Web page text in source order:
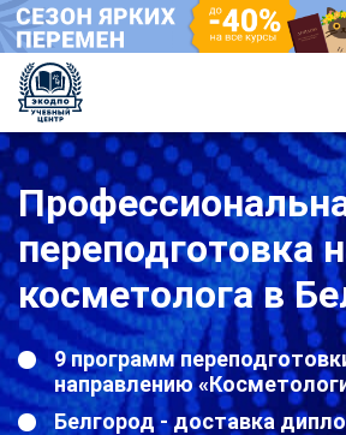
переподготовка
косметолога в
9 программ
направлению
Белгород - доставка